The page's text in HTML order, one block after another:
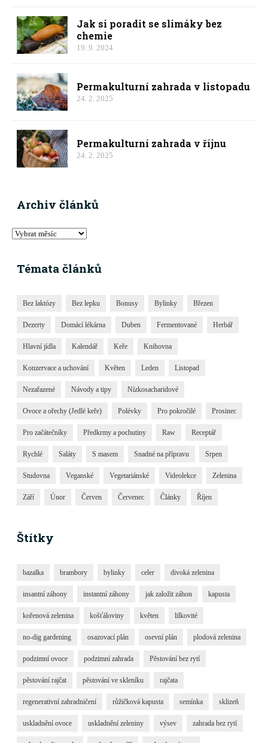
Jak si poradit se slimáky bez
chemie
19. 9. 2024
Permakulturní zahrada v listopadu
24. 2. 2025
Permakulturní zahrada v říjnu
24. 2. 2025
Archiv článků
Témata článků
Bez laktózy Bez lepku Bonusy Bylinky Březen
Dezerty Domácí lékárna Duben Fermentované Herbář
Hlavní jídla Kalendář Keře Knihovna
Konzervace a uchování Květen Leden Listopad
Nezařazené Návody a tipy Nízkosacharidové
Ovoce a ořechy (Jedlé keře) Polévky Pro pokročilé Prosinec
Pro začátečníky Předkrmy a pochutiny Raw Receptář
Rychlé Saláty S masem Snadné na přípravu Srpen
Studovna Veganské Vegetariánské Videolekce Zelenina
Září Únor Červen Červenec Články Říjen
Štítky
bazalka brambory bylinky celer divoká zelenina
insantní záhony instantní záhony jak založit záhon kapusta
kořenová zelenina košťáloviny květen lilkovité
no-dig gardening osazovací plán osevní plán plodová zelenina
podzimní ovoce podzimní zahrada Pěstování bez rytí
pěstování rajčat pěstování ve skleníku rajčata
regenerativní zahradničení růžičková kapusta semínka sklizeň
uskladnění ovoce uskladnění zeleniny výsev zahrada bez rytí